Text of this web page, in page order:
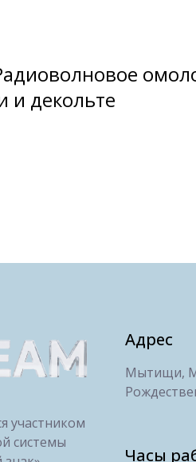
и декольте
участником
системы
Часы
Адрес
Мытищи,